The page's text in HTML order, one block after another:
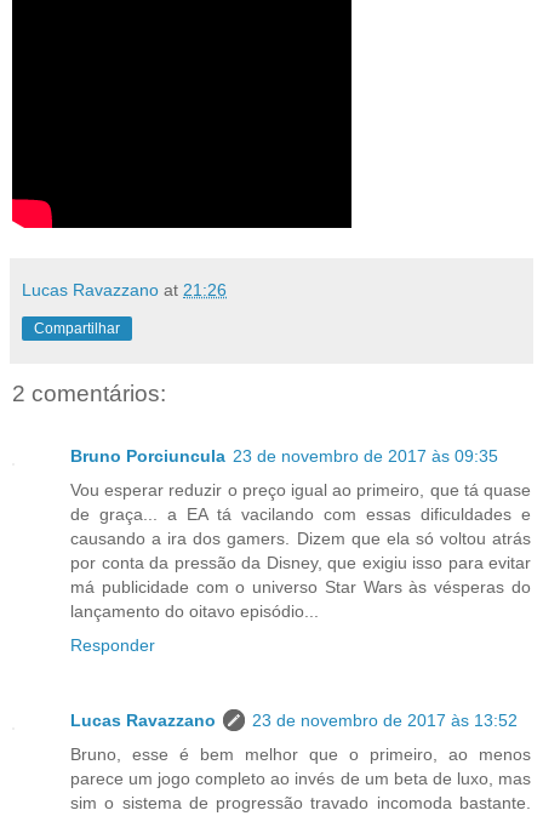
Lucas Ravazzano at 21:26
Compartilhar
2 comentários:
Bruno Porciuncula 23 de novembro de 2017 às 09:35
Vou esperar reduzir o preço igual ao primeiro, que tá quase
de graça... a EA tá vacilando com essas dificuldades e
causando a ira dos gamers. Dizem que ela só voltou atrás
por conta da pressão da Disney, que exigiu isso para evitar
má publicidade com o universo Star Wars às vésperas do
lançamento do oitavo episódio...
Responder
Lucas Ravazzano
23 de novembro de 2017 às 13:52
Bruno, esse é bem melhor que o primeiro, ao menos
parece um jogo completo ao invés de um beta de luxo, mas
sim o sistema de progressão travado incomoda bastante.